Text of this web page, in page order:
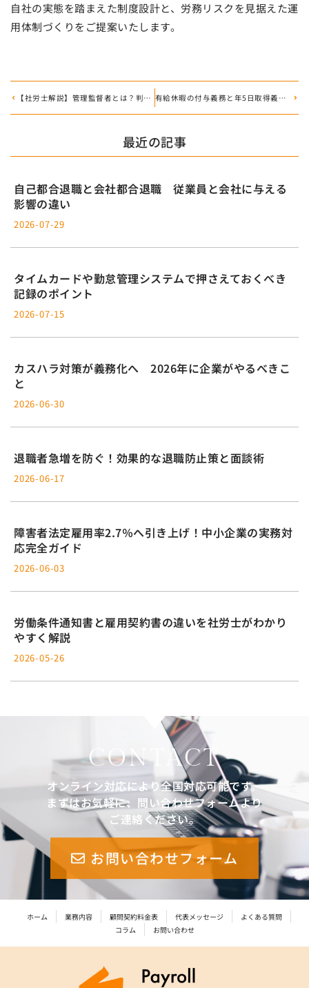
自社の実態を踏まえた制度設計と、労務リスクを見据えた運
用体制づくりをご提案いたします。
【社労士解説】管理監督者とは？判断基準と名ばかり管理職リスクを徹底解説 有給休暇の付与義務と年5日取得義務の正しい管理方法
最近の記事
自己都合退職と会社都合退職 従業員と会社に与える
影響の違い
2026-07-29
タイムカードや勤怠管理システムで押さえておくべき
記録のポイント
2026-07-15
カスハラ対策が義務化へ 2026年に企業がやるべきこ
と
2026-06-30
退職者急増を防ぐ！効果的な退職防止策と面談術
2026-06-17
障害者法定雇用率2.7％へ引き上げ！中小企業の実務対
応完全ガイド
2026-06-03
労働条件通知書と雇用契約書の違いを社労士がわかり
やすく解説
2026-05-26
CONTACT
オンライン対応により全国対応可能です。
まずはお気軽に、問い合わせフォームより
ご連絡ください。
お問い合わせフォーム
ホーム 業務内容 顧問契約料金表 代表メッセージ
よくある質問
コラム
お問い合わせ